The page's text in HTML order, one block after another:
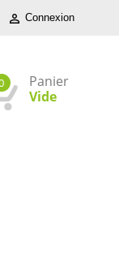
 Connexion
Panier
Vide